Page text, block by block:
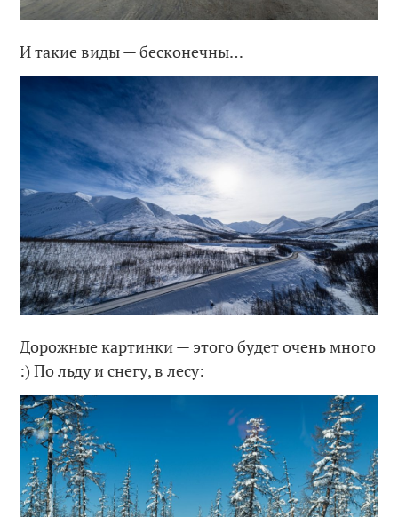
И такие виды — бесконечны…
Дорожные картинки — этого будет очень много
:) По льду и снегу, в лесу: